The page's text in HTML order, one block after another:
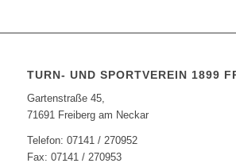
TURN- UND SPORTVEREIN 1899
Gartenstraße 45,
71691 Freiberg am Neckar
Telefon: 07141 / 270952
Fax: 07141 / 270953